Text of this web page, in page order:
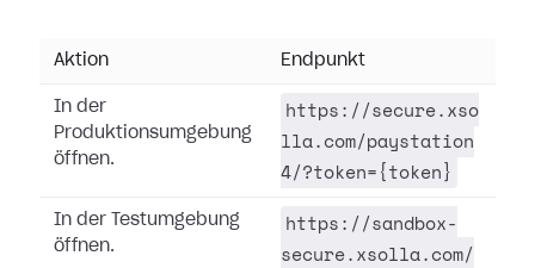
Aktion Endpunkt
In der
Produktionsumgebung
öffnen.
https://secure.xso
lla.com/paystation
4/?token={token}
In der Testumgebung
öffnen.
https://sandbox-
secure.xsolla.com/